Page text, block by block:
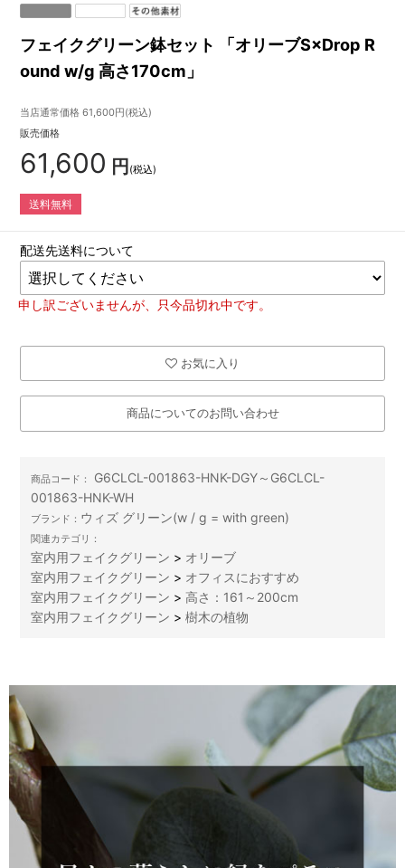
フェイクグリーン鉢セット 「オリーブS×Drop R
ound w/g 高さ170cm」
当店通常価格 61,600円(税込)
販売価格
61,600 円 (税込)
送料無料
配送先送料について
申し訳ございませんが、只今品切れ中です。
お気に入り
商品についてのお問い合わせ
商品コード：
G6CLCL-001863-HNK-DGY～G6CLCL-
001863-HNK-WH
ブランド： ウィズ グリーン(w / g = with green)
関連カテゴリ：
室内用フェイクグリーン > オリーブ
室内用フェイクグリーン > オフィスにおすすめ
室内用フェイクグリーン >高さ：161～200cm
室内用フェイクグリーン >樹木の植物